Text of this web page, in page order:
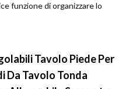
funzione di organizzare lo
Tavolo Piede Per
Da Tavolo Tonda